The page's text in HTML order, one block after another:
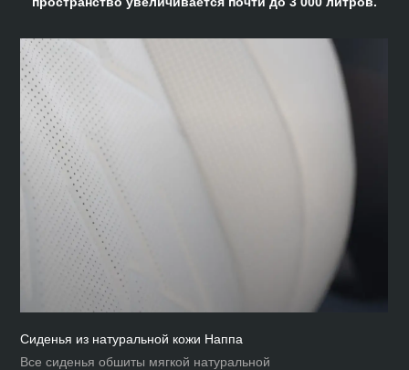
Сиденья из натуральной кожи Наппа
Все сиденья обшиты мягкой натуральной